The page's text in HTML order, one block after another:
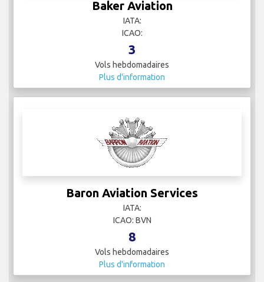
Baker Aviation
IATA:
ICAO:
3
Vols hebdomadaires
Plus d'information
Baron Aviation Services
IATA:
ICAO: BVN
8
Vols hebdomadaires
Plus d'information